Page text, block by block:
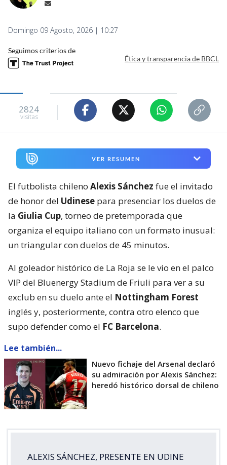
Domingo 09 Agosto, 2026 | 10:27
Seguimos criterios de
Ética y transparencia de BBCL
2824
visitas
VER RESUMEN
El futbolista chileno Alexis Sánchez fue el invitado
de honor del Udinese para presenciar los duelos de
la Giulia Cup, torneo de pretemporada que
organiza el equipo italiano con un formato inusual:
un triangular con duelos de 45 minutos.
Al goleador histórico de La Roja se le vio en el palco
VIP del Bluenergy Stadium de Friuli para ver a su
exclub en su duelo ante el Nottingham Forest
inglés y, posteriormente, contra otro elenco que
supo defender como el FC Barcelona.
Lee también...
Nuevo fichaje del Arsenal declaró
su admiración por Alexis Sánchez:
heredó histórico dorsal de chileno
ALEXIS SÁNCHEZ, PRESENTE EN UDINE